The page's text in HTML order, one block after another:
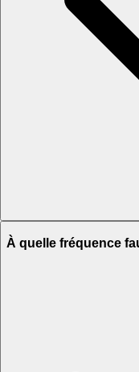
À quelle fréquence